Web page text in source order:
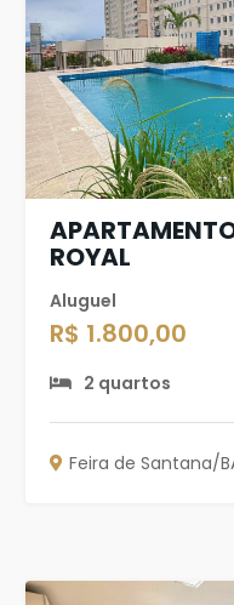
ROYAL
Aluguel
R$ 1.800,00
2 quartos
Feira de Santana/